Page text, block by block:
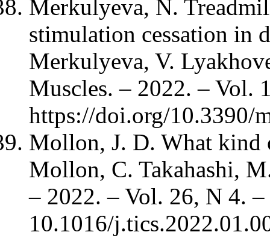
Merkulyeva, N.
stimulation cessation in
Merkulyeva, V.
Muscles. – 2022. – Vol.
https://doi.org/10.3390/
Mollon, J. D. What kind
Mollon, C. Takahashi,
– 2022. – Vol. 26, N 4.
10.1016/